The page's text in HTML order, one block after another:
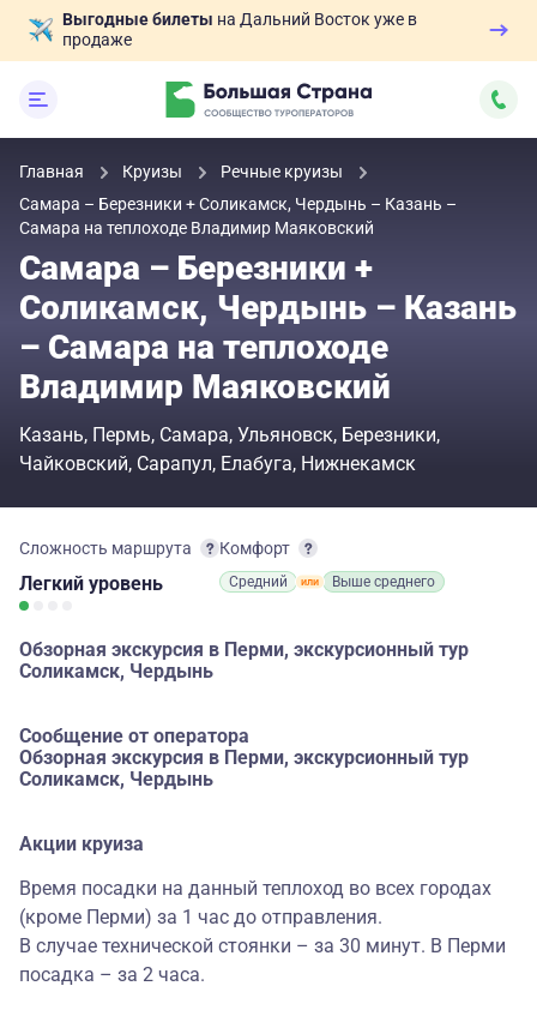
Выгодные билеты на Дальний Восток уже в
продаже
Главная Круизы
Речные круизы
Самара – Березники + Соликамск, Чердынь – Казань –
Самара на теплоходе Владимир Маяковский
Самара – Березники +
Соликамск, Чердынь – Казань
– Самара на теплоходе
Владимир Маяковский
Казань Пермь Самара Ульяновск Березники
Чайковский Сарапул Елабуга Нижнекамск
Сложность маршрута
Легкий уровень
Комфорт
Средний Выше среднего
Обзорная экскурсия в Перми, экскурсионный тур
Соликамск, Чердынь
Сообщение от оператора
Обзорная экскурсия в Перми, экскурсионный тур
Соликамск, Чердынь
Акции круиза
Время посадки на данный теплоход во всех городах
(кроме Перми) за 1 час до отправления.
В случае технической стоянки – за 30 минут. В Перми
посадка – за 2 часа.